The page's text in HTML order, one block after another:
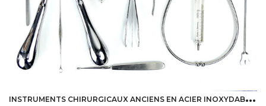
I
NSTRUMENTS CHIRURGICAUX ANCIENS EN ACIER INOXYDABLE 15 PIÈCES ALLEMAGNE